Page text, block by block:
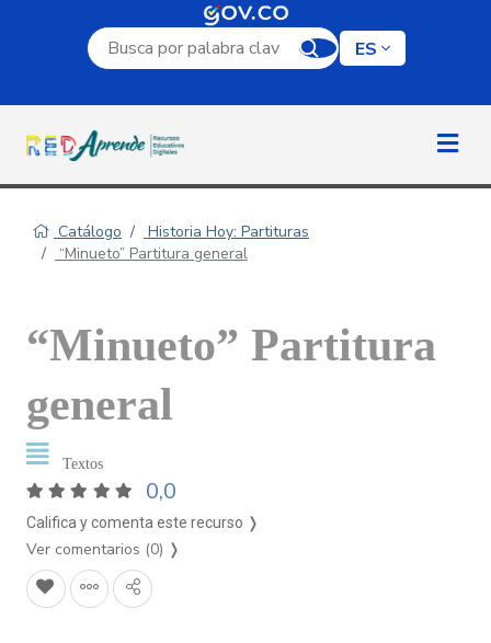
Campo de búsqueda por palabra clave
ES
Catálogo
Historia Hoy: Partituras
“Minueto” Partitura general
“Minueto” Partitura
general
Textos
0,0
Califica y comenta este recurso ❭
Ver comentarios (0) ❭